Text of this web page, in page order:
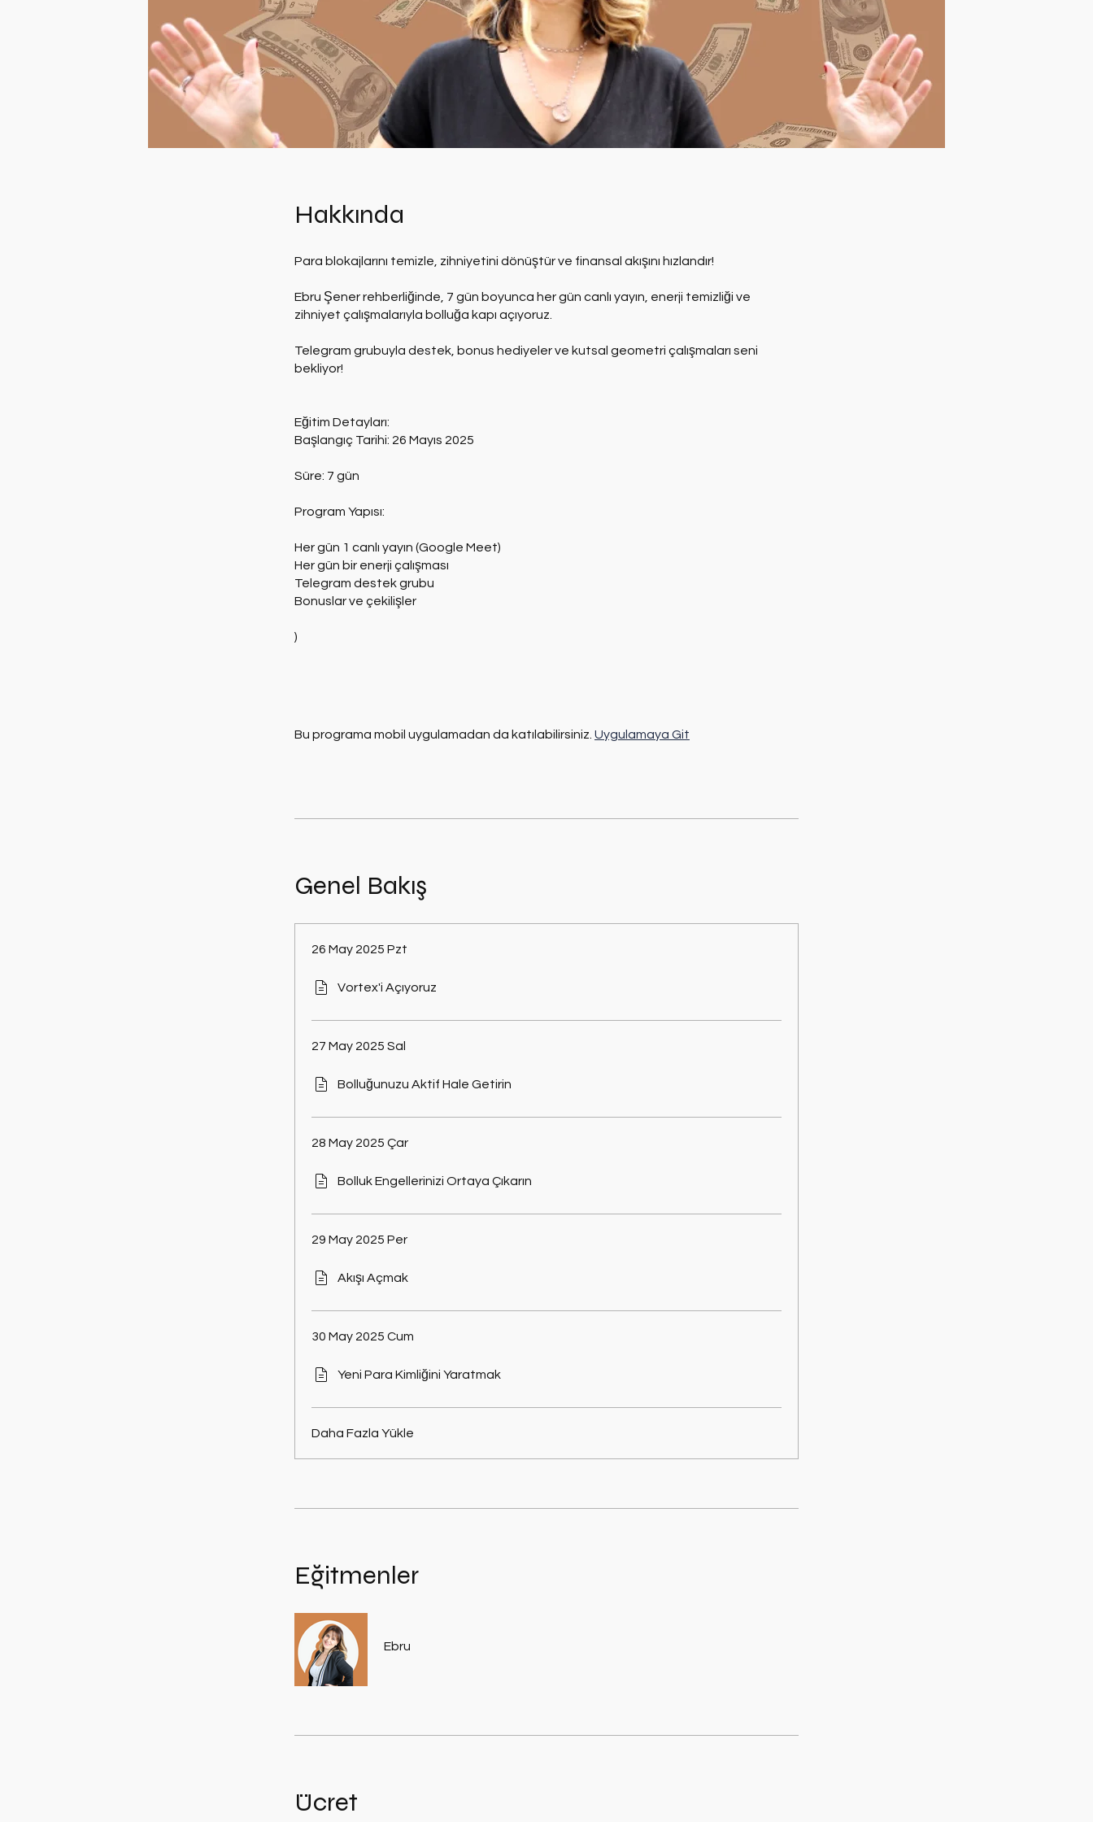
Hakkında
Para blokajlarını temizle, zihniyetini dönüştür ve finansal akışını hızlandır!
Ebru Şener rehberliğinde, 7 gün boyunca her gün canlı yayın, enerji temizliği ve
zihniyet çalışmalarıyla bolluğa kapı açıyoruz.
Telegram grubuyla destek, bonus hediyeler ve kutsal geometri çalışmaları seni
bekliyor!
Eğitim Detayları:
Başlangıç Tarihi: 26 Mayıs 2025
Süre: 7 gün
Program Yapısı:
Her gün 1 canlı yayın (Google Meet)
Her gün bir enerji çalışması
Telegram destek grubu
Bonuslar ve çekilişler
)
Bu programa mobil uygulamadan da katılabilirsiniz. Uygulamaya Git
Genel Bakış
26 May 2025 Pzt
Vortex'i Açıyoruz
27 May 2025 Sal
Bolluğunuzu Aktif Hale Getirin
28 May 2025 Çar
Bolluk Engellerinizi Ortaya Çıkarın
29 May 2025 Per
Akışı Açmak
30 May 2025 Cum
Yeni Para Kimliğini Yaratmak
Daha Fazla Yükle
Eğitmenler
Ebru
Ücret